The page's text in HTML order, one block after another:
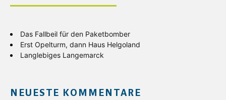
Das Fallbeil für den Paketbomber
Erst Opelturm, dann Haus Helgoland
Langlebiges Langemarck
NEUESTE KOMMENTARE